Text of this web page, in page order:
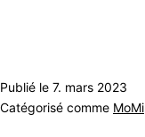
Publié le 7. mars 2023
Catégorisé comme MoMi